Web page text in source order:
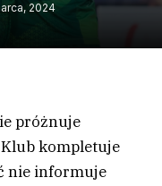
2024
próżnuje
kompletuje
nie informuje